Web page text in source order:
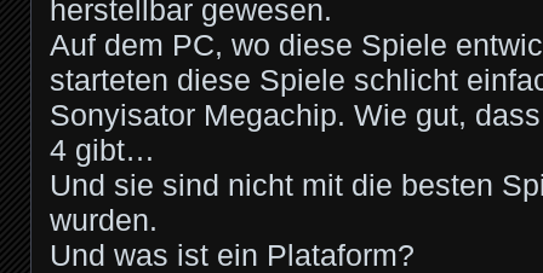
herstellbar gewesen.
Auf dem PC, wo diese Spiele
starteten diese Spiele schlicht
Sonyisator Megachip. Wie gut,
4 gibt…
Und sie sind nicht mit die besten
wurden.
Und was ist ein Plataform?